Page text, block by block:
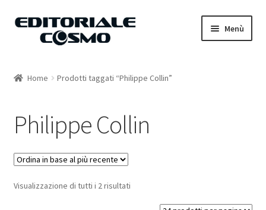
Vai
Vai
Menù
Carrello
Il mio account
Home Prodotti taggati “Philippe Collin”
Philippe Collin
Visualizzazione di tutti i 2 risultati